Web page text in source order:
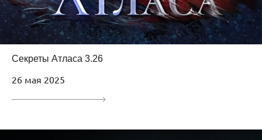
Секреты Атласа 3.26
26 мая 2025